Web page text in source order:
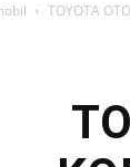
TOYOTA